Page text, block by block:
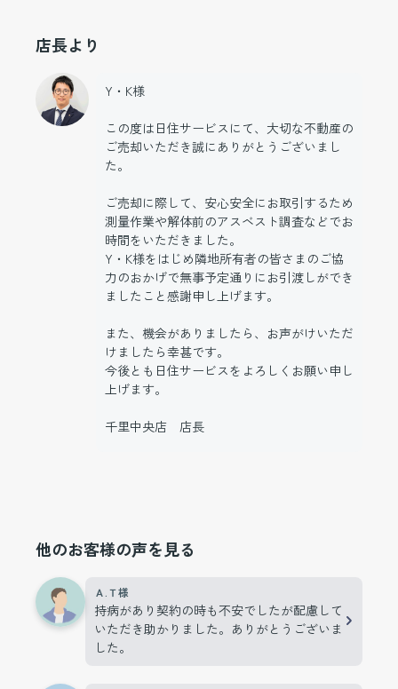
店長より
Y・K様
この度は日住サービスにて、大切な不動産の
ご売却いただき誠にありがとうございまし
た。
ご売却に際して、安心安全にお取引するため
測量作業や解体前のアスベスト調査などでお
時間をいただきました。
Y・K様をはじめ隣地所有者の皆さまのご協
力のおかげで無事予定通りにお引渡しができ
ましたこと感謝申し上げます。
また、機会がありましたら、お声がけいただ
けましたら幸甚です。
今後とも日住サービスをよろしくお願い申し
上げます。
千里中央店 店長
他のお客様の声を見る
Ａ.Ｔ様
持病があり契約の時も不安でしたが配慮して
いただき助かりました。ありがとうございま
した。